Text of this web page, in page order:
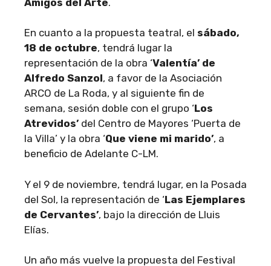
En cuanto a la propuesta teatral, el sábado,
18 de octubre, tendrá lugar la
representación de la obra ‘Valentía’ de
Alfredo Sanzol, a favor de la Asociación
ARCO de La Roda, y al siguiente fin de
semana, sesión doble con el grupo ‘Los
Atrevidos’ del Centro de Mayores ‘Puerta de
la Villa’ y la obra ‘Que viene mi marido’, a
beneficio de Adelante C-LM.
Y el 9 de noviembre, tendrá lugar, en la Posada
del Sol, la representación de ‘Las Ejemplares
de Cervantes’, bajo la dirección de Lluis
Elías.
Un año más vuelve la propuesta del Festival